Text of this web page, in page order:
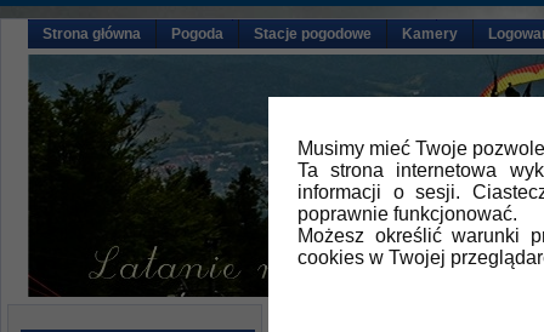
Musimy mieć Twoje
Ta strona internetowa
informacji o sesji.
poprawnie funkcjonować.
Możesz określić warunki
cookies w Twojej
Strona główna Pogoda Stacje pogodowe Kamery